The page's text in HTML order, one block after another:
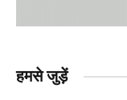
हमसे जुड़ें